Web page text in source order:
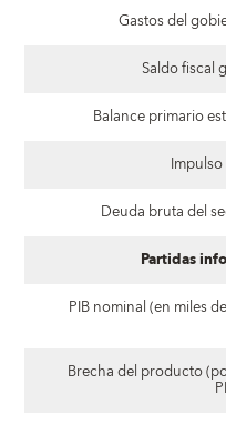
Gastos del
Saldo fiscal
Balance primario
Deuda bruta del
Partidas
PIB nominal (en miles
Brecha del producto